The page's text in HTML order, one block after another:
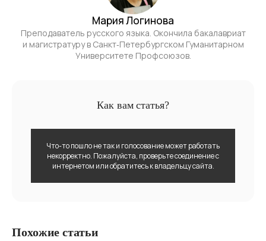
Мария Логинова
Преподаватель русского языка. Окончила бакалавриат
и магистратуру в Санкт‑Петербургском Гуманитарном
Университете Профсоюзов.
Как вам статья?
Что-то пошло не так и голосование может работать
некорректно. Пожалуйста, проверьте соединение с
интернетом или обратитесь к владельцу сайта.
Похожие статьи